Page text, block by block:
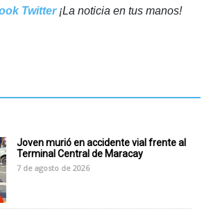
Twitter¡La noticia en tus manos!
Joven murió en accidente vial frente al
Terminal Central de Maracay
7 de agosto de 2026